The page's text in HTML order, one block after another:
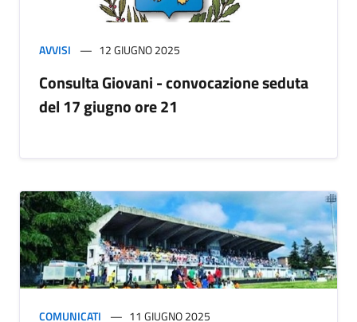
AVVISI 12 GIUGNO 2025
Consulta Giovani - convocazione seduta
del 17 giugno ore 21
COMUNICATI 11 GIUGNO 2025